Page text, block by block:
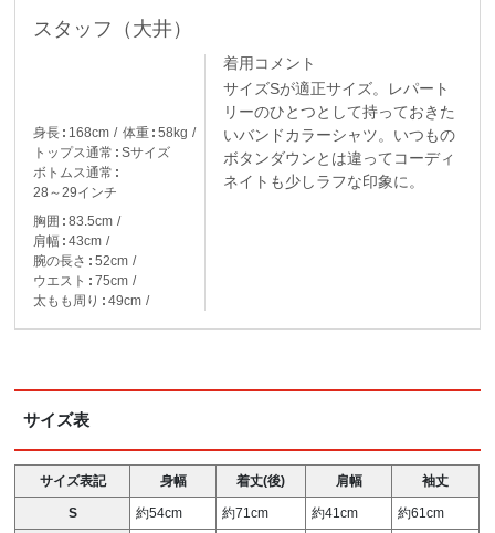
スタッフ（大井）
身長 168cm 体重
58kg
トップス通常
Sサイズ
ボトムス通常
28～29インチ
胸囲
83.5cm
肩幅
43cm
腕の長さ
52cm
ウエスト
75cm
太もも周り
49cm
着用コメント
サイズSが適正サイズ。レパート
リーのひとつとして持っておきた
いバンドカラーシャツ。いつもの
ボタンダウンとは違ってコーディ
ネイトも少しラフな印象に。
サイズ表
サイズ表記 身幅 着丈(後) 肩幅 袖丈
S 約54cm 約71cm 約41cm 約61cm